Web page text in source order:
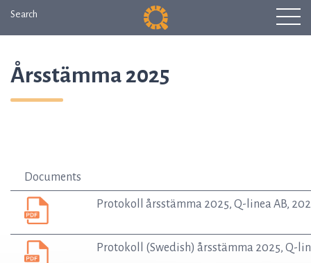
Search
Årsstämma 2025
Documents
Protokoll årsstämma 2025, Q-linea AB,
Protokoll (Swedish) årsstämma 2025, Q-